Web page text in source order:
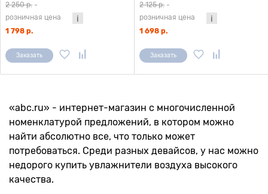
2 250 р. -
розничная цена
1 798 р.
Заказать
2 125 р. -
розничная цена
1 698 р.
Заказать
«abc.ru» - интернет-магазин с многочисленной
номенклатурой предложений, в котором можно
найти абсолютно все, что только может
потребоваться. Среди разных девайсов, у нас можно
недорого купить увлажнители воздуха высокого
качества.